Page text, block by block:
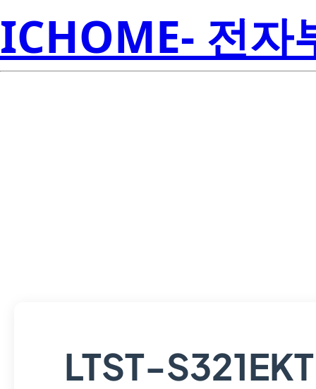
ICHOME- 전자
LTST-